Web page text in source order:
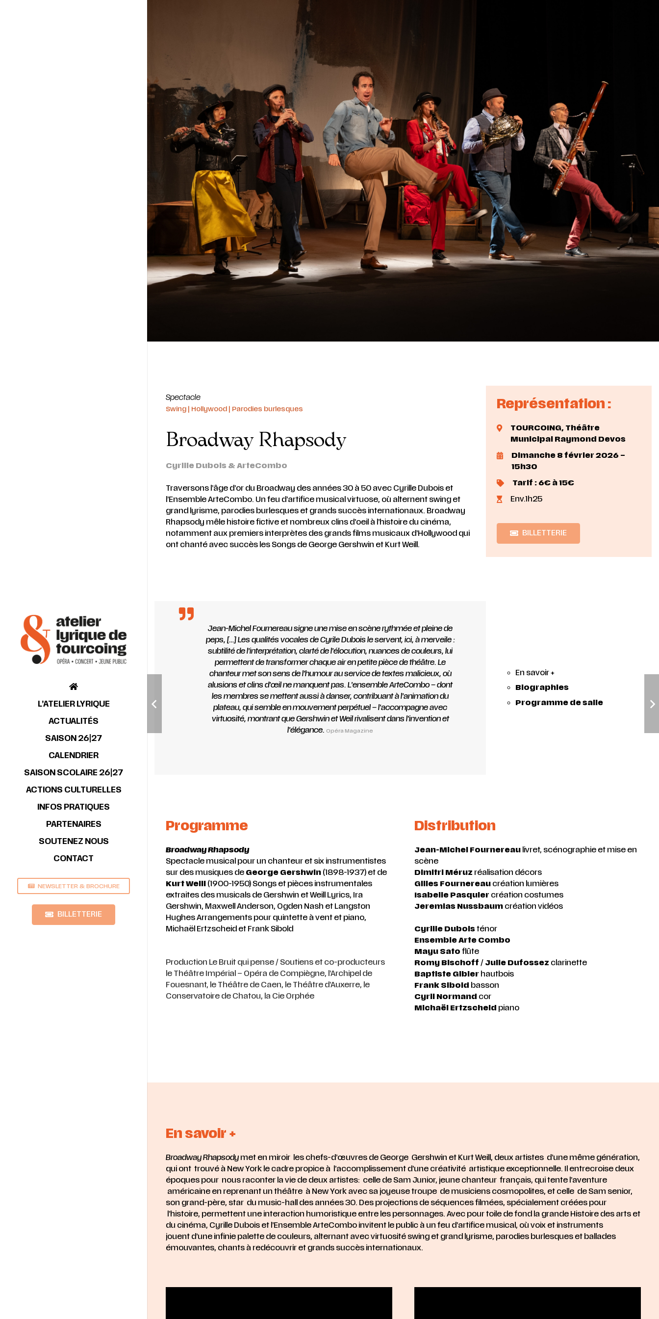
L’ATELIER LYRIQUE
ACTUALITÉS
SAISON 26|27
CALENDRIER
SAISON SCOLAIRE 26|27
ACTIONS CULTURELLES
INFOS PRATIQUES
PARTENAIRES
SOUTENEZ NOUS
CONTACT
NEWSLETTER & BROCHURE
BILLETTERIE
Spectacle
Swing | Hollywood | Parodies burlesques
Broadway Rhapsody
Cyrille Dubois & ArteCombo
Traversons l’âge d’or du Broadway des années 30 à 50 avec Cyrille Dubois et
l’Ensemble ArteCombo. Un feu d’artifice musical virtuose, où alternent swing et
grand lyrisme, parodies burlesques et grands succès internationaux. Broadway
Rhapsody mêle histoire fictive et nombreux clins d’oeil à l’histoire du cinéma,
notamment aux premiers interprètes des grands films musicaux d’Hollywood qui
ont chanté avec succès les Songs de George Gershwin et Kurt Weill.
Représentation :
TOURCOING, Théâtre
Municipal Raymond Devos
Dimanche 8 février 2026 –
15h30
Tarif : 6€ à 15€
Env.1h25
BILLETTERIE
Jean-Michel Fournereau signe une mise en scène rythmée et pleine de
peps, […] Les qualités vocales de Cyrile Dubois le servent, ici, à merveile :
subtilité de l’interprétation, clarté de l’élocution, nuances de couleurs, lui
permettent de transformer chaque air en petite pièce de théâtre. Le
chanteur met son sens de l’humour au service de textes malicieux, où
alusions et clins d’œil ne manquent pas. L’ensemble ArteCombo – dont
les membres se mettent aussi à danser, contribuant à l’animation du
plateau, qui semble en mouvement perpétuel – l’accompagne avec
virtuosité, montrant que Gershwin et Weil rivalisent dans l’invention et
l’élégance. Opéra Magazine
En savoir +
Biographies
Programme de salle
Programme
Broadway Rhapsody
Spectacle musical pour un chanteur et six instrumentistes
sur des musiques de George Gershwin(1898-1937) et de
Kurt Weill(1900-1950) Songs et pièces instrumentales
extraites des musicals de Gershwin et Weill Lyrics, Ira
Gershwin, Maxwell Anderson, Ogden Nash et Langston
Hughes Arrangements pour quintette à vent et piano,
Michaël Ertzscheid et Frank Sibold
Production Le Bruit qui pense / Soutiens et co-producteurs
le Théâtre Impérial – Opéra de Compiègne, l’Archipel de
Fouesnant, le Théâtre de Caen, le Théâtre d’Auxerre, le
Conservatoire de Chatou, la Cie Orphée
Distribution
Jean-Michel Fournereaulivret, scénographie et mise en
scène
Dimitri Méruz réalisation décors
Gilles Fournereaucréation lumières
Isabelle Pasquier création costumes
Jeremias Nussbaumcréation vidéos
Cyrille Duboisténor
Ensemble Arte Combo
Mayu Sato flûte
Romy Bischoff / Julie Dufossez clarinette
Baptiste Gibier hautbois
Frank Sibold basson
Cyril Normand cor
Michaël Ertzscheid piano
En savoir +
Broadway Rhapsodymet en miroir les chefs-d’œuvres de George Gershwin et Kurt Weill, deux artistes d’une même génération,
qui ont trouvé à New York le cadre propice à l’accomplissement d’une créativité artistique exceptionnelle. Il entrecroise deux
époques pour nous raconter la vie de deux artistes: celle de Sam Junior, jeune chanteur français, qui tente l’aventure
américaine en reprenant un théâtre à New York avec sa joyeuse troupe de musiciens cosmopolites, et celle de Sam senior,
son grand-père, star du music-hall des années 30. Des projections de séquences filmées, spécialement créées pour
l’histoire, permettent une interaction humoristique entre les personnages. Avec pour toile de fond la grande Histoire des arts et
du cinéma, Cyrille Dubois et l’Ensemble ArteCombo invitent le public à un feu d’artifice musical, où voix et instruments
jouent d’une infinie palette de couleurs, alternant avec virtuosité swing et grand lyrisme, parodies burlesques et ballades
émouvantes, chants à redécouvrir et grands succès internationaux.